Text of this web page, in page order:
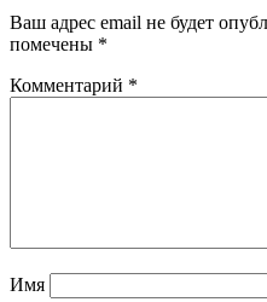
Ваш адрес email не будет
помечены *
Комментарий *
Имя